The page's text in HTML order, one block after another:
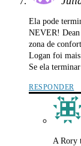
Ela pode
NEVER!
zona de
Logan foi
Se ela
RESPONDER
A Rory